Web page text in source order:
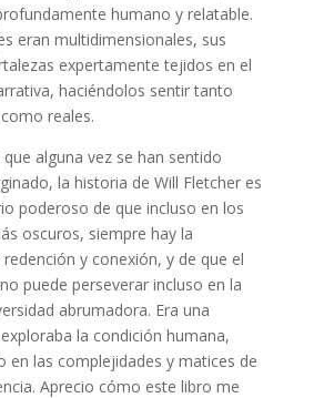
humano y relatable.
eran multidimensionales, sus
expertamente tejidos en el
haciéndolos sentir tanto
reales.
alguna vez se han sentido
la historia de Will Fletcher es
poderoso de que incluso en los
oscuros, siempre hay la
y conexión, y de que el
puede perseverar incluso en la
abrumadora. Era una
la condición humana,
en las complejidades y matices de
Aprecio cómo este libro me